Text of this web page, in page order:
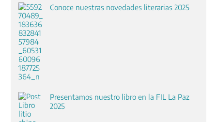
Conoce nuestras novedades literarias 2025
Presentamos nuestro libro en la FIL La Paz
2025